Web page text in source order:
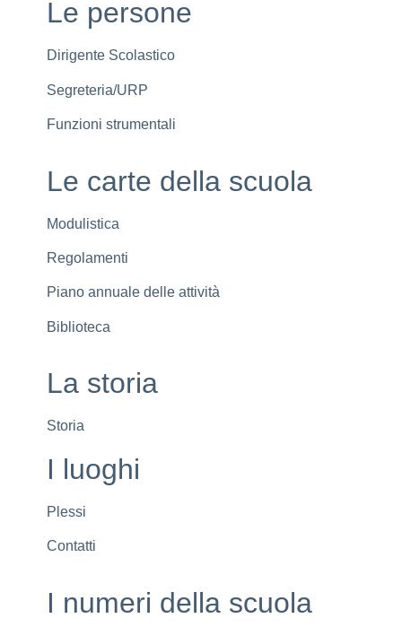
Le persone
Dirigente Scolastico
Segreteria/URP
Funzioni strumentali
Le carte della scuola
Modulistica
Regolamenti
Piano annuale delle attività
Biblioteca
La storia
Storia
I luoghi
Plessi
Contatti
I numeri della scuola